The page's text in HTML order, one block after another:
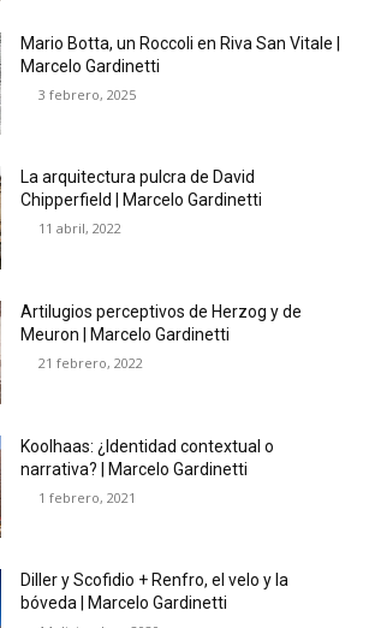
Mario Botta, un Roccoli en Riva San Vitale |
Marcelo Gardinetti
3 febrero, 2025
La arquitectura pulcra de David
Chipperfield | Marcelo Gardinetti
11 abril, 2022
Artilugios perceptivos de Herzog y de
Meuron | Marcelo Gardinetti
21 febrero, 2022
Koolhaas: ¿Identidad contextual o
narrativa? | Marcelo Gardinetti
1 febrero, 2021
Diller y Scofidio + Renfro, el velo y la
bóveda | Marcelo Gardinetti